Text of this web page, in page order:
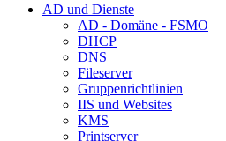
AD und Dienste
AD - Domäne - FSMO
DHCP
DNS
Fileserver
Gruppenrichtlinien
IIS und Websites
KMS
Printserver